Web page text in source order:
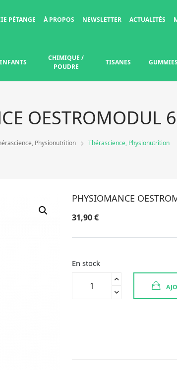
PÉTANGE À PROPOS NEWSLETTER ACTUALITÉS
ENFANTS
CHIMIQUE /
POUDRE
TISANES GUMMIES
OESTROMODUL
Physionutrition Thérascience, Physionutrition
PHYSIOMANCE
31,90€
En stock